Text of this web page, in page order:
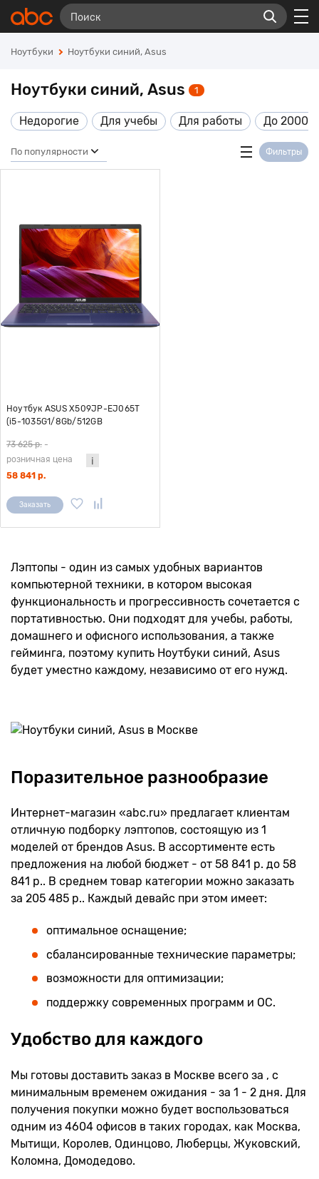
Ноутбуки Ноутбуки синий, Asus
Ноутбуки синий, Asus 1
Недорогие Для учебы Для работы До 20000
По популярности Фильтры
Ноутбук ASUS X509JP-EJ065T
(i5-1035G1/8Gb/512GB
330 2Gb/Windows 10) синий
73 625 р. -
розничная цена
58 841 р.
Заказать
Лэптопы - один из самых удобных вариантов
компьютерной техники, в котором высокая
функциональность и прогрессивность сочетается с
портативностью. Они подходят для учебы, работы,
домашнего и офисного использования, а также
гейминга, поэтому купить Ноутбуки синий, Asus
будет уместно каждому, независимо от его нужд.
Поразительное разнообразие
Интернет-магазин «abc.ru» предлагает клиентам
отличную подборку лэптопов, состоящую из 1
моделей от брендов Asus. В ассортименте есть
предложения на любой бюджет - от 58 841 р. до 58
841 р.. В среднем товар категории можно заказать
за 205 485 р.. Каждый девайс при этом имеет:
оптимальное оснащение;
сбалансированные технические параметры;
возможности для оптимизации;
поддержку современных программ и ОС.
Удобство для каждого
Мы готовы доставить заказ в Москве всего за , с
минимальным временем ожидания - за 1 - 2 дня. Для
получения покупки можно будет воспользоваться
одним из 4604 офисов в таких городах, как Москва,
Мытищи, Королев, Одинцово, Люберцы, Жуковский,
Коломна, Домодедово.